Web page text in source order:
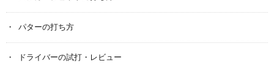
パターの打ち方
ドライバーの試打・レビュー